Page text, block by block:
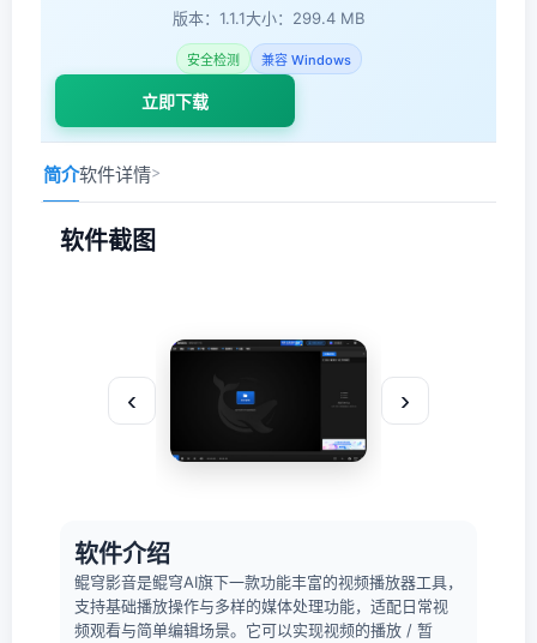
版本：1.1.1大小：299.4 MB
安全检测 兼容 Windows
立即下载
简介软件详情>
软件截图
‹ ›
软件介绍
鲲穹影音是鲲穹AI旗下一款功能丰富的视频播放器工具，
支持基础播放操作与多样的媒体处理功能，适配日常视
频观看与简单编辑场景。它可以实现视频的播放 / 暂